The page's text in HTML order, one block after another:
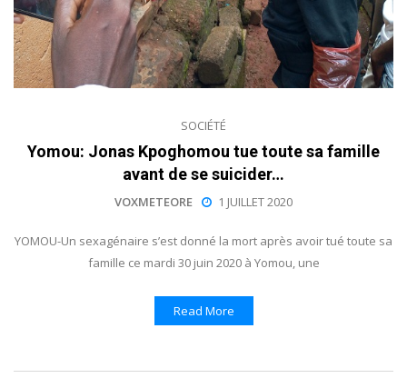
SOCIÉTÉ
Yomou: Jonas Kpoghomou tue toute sa famille
avant de se suicider…
VOXMETEORE 1 JUILLET 2020
YOMOU-Un sexagénaire s’est donné la mort après avoir tué toute sa
famille ce mardi 30 juin 2020 à Yomou, une
Read More